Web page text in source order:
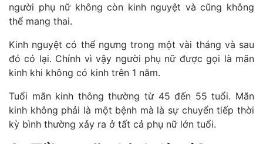
người phụ nữ không còn kinh nguyệt và cũng không
thể mang thai.
Kinh nguyệt có thể ngưng trong một vài tháng và sau
đó có lại. Chính vì vậy người phụ nữ được gọi là mãn
kinh khi không có kinh trên 1 năm.
Tuổi mãn kinh thông thường từ 45 đến 55 tuổi. Mãn
kinh không phải là một bệnh mà là sự chuyển tiếp thời
kỳ bình thường xảy ra ở tất cả phụ nữ lớn tuổi.